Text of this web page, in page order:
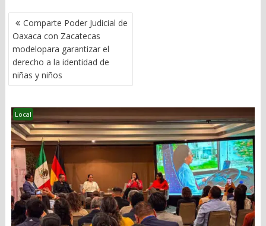
NAVEGACIÓN
DE
ENTRADAS
Comparte Poder Judicial de
Oaxaca con Zacatecas
modelopara garantizar el
derecho a la identidad de
niñas y niños
Local